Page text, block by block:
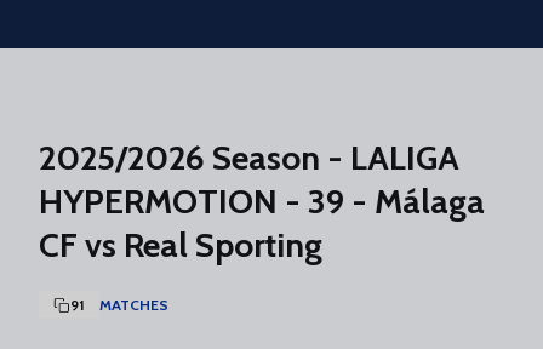
Skip to main content
2025/2026 Season - LALIGA
HYPERMOTION - 39 - Málaga
CF vs Real Sporting
91 MATCHES